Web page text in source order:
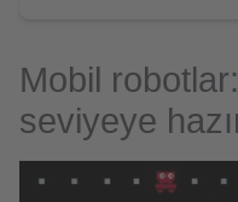
Mobil
seviyeye